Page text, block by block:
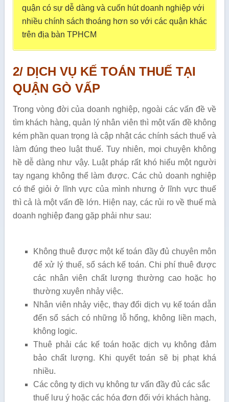
quận có sự dễ dàng và cuốn hút doanh nghiệp với
nhiều chính sách thoáng hơn so với các quận khác
trên địa bàn TPHCM
2/ DỊCH VỤ KẾ TOÁN THUẾ TẠI
QUẬN GÒ VẤP
Trong vòng đời của doanh nghiệp, ngoài các vấn đề về
tìm khách hàng, quản lý nhân viên thì một vấn đề không
kém phần quan trọng là cập nhật các chính sách thuế và
làm đúng theo luật thuế. Tuy nhiên, mọi chuyện không
hề dễ dàng như vậy. Luật pháp rất khó hiểu một người
tay ngang không thể làm được. Các chủ doanh nghiệp
có thể giỏi ở lĩnh vực của mình nhưng ở lĩnh vực thuế
thì cả là một vấn đề lớn. Hiện nay, các rủi ro về thuế mà
doanh nghiệp đang gặp phải như sau:
Không thuê được một kế toán đầy đủ chuyên môn
để xử lý thuế, sổ sách kế toán. Chi phí thuê được
các nhân viên chất lượng thường cao hoặc họ
thường xuyên nhảy việc.
Nhân viên nhảy việc, thay đổi dịch vụ kế toán dẫn
đến sổ sách có những lỗ hổng, không liền mạch,
không logic.
Thuê phải các kế toán hoặc dịch vụ không đảm
bảo chất lượng. Khi quyết toán sẽ bị phạt khá
nhiều.
Các công ty dịch vụ không tư vấn đầy đủ các sắc
thuế lưu ý hoặc các hóa đơn đối với khách hàng.